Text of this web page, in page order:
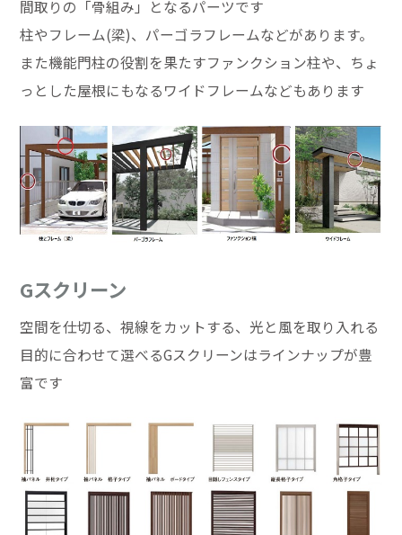
間取りの「骨組み」となるパーツです
柱やフレーム(梁)、パーゴラフレームなどがあります。
また機能門柱の役割を果たすファンクション柱や、ちょ
っとした屋根にもなるワイドフレームなどもあります
Gスクリーン
空間を仕切る、視線をカットする、光と風を取り入れる
目的に合わせて選べるGスクリーンはラインナップが豊
富です